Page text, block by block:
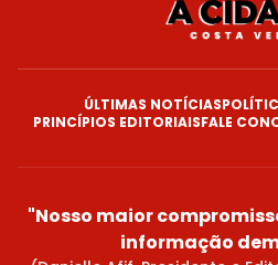
ÚLTIMAS NOTÍCIAS
PRINCÍPIOS EDITORIAISFALE
"Nosso maior
informação